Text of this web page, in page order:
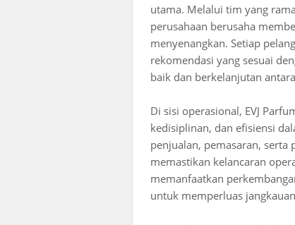
utama. Melalui tim yang
perusahaan berusaha
menyenangkan. Setiap
rekomendasi yang sesuai
baik dan berkelanjutan
Di sisi operasional, EVJ
kedisiplinan, dan efisiensi
penjualan, pemasaran, serta
memastikan kelancaran
memanfaatkan
untuk memperluas